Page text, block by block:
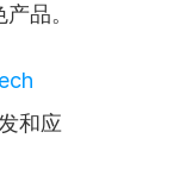
品。
和应